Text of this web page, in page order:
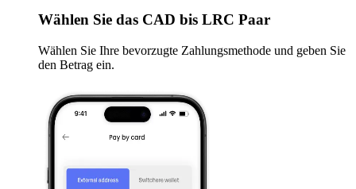
Wählen Sie das CAD bis LRC Paar
Wählen Sie Ihre bevorzugte Zahlungsmethode und geben Sie
den Betrag ein.